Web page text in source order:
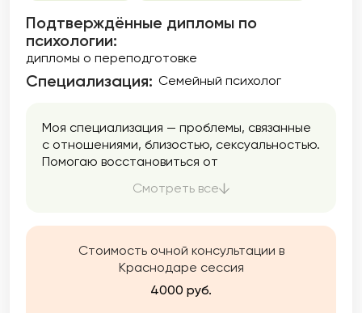
Подтверждённые дипломы по
психологии:
дипломы о переподготовке
Специализация: Семейный психолог
Моя специализация — проблемы, связанные
с отношениями, близостью, сексуальностью.
Помогаю восстановиться от
инструменты для создания отношений
Смотреть все
Стоимость очной консультации в
Краснодаре сессия
4000 руб.